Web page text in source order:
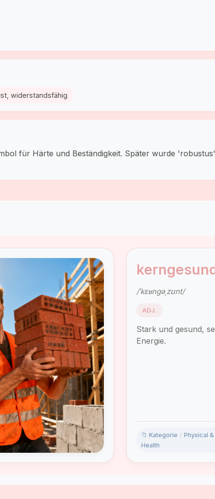
widerstandsfähig
für Härte und Beständigkeit. Später wurde
/ˈkɛʁnɡəˌzʊnt/
ADJ.
Stark und gesund,
Energie.
📁 Kategorie：Physical
Health